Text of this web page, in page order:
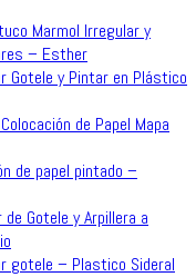
Marmol Irregular y
– Esther
Gotele y Pintar en Plástico
de Papel Mapa
de papel pintado –
Gotele y Arpillera a
gotele – Plastico Sideral